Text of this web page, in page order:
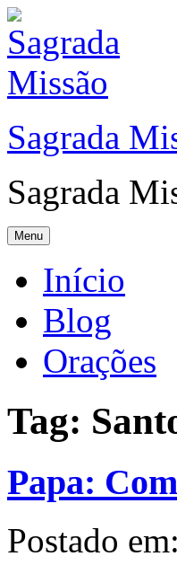
Sagrada
Sagrada
Menu
Início
Blog
Orações
Tag:
Papa:
Postado em: